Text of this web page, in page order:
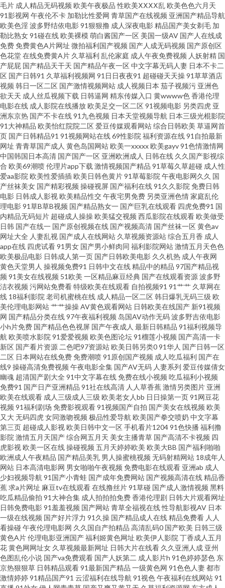
国产 蜜臀av勉费论理 欧美日韩精品中文 91vv免费视频 91足交网 东京热AV无
码 国产区五五区 久草福利免费 麻豆狼人伊人 日本干逼操 三级片网站在线 午
夜少妇无 波多野结衣九区 成人91破解版 国产黄页 激情午夜 超碰色色人人 另
类色亚洲 福利黄色 91免费精彩视频 日韩精品免费看 超碰在线网站 狠狠谢影
院 久久精品日韩久久 青青草综合在线 天堂午夜福利 91精品91 AV在线久草 成
人AV资源网站 精品啪啪啪 欧美性一区 91熟女露脸专区 AV性爱区 福利导航大
香蕉 老司机福利精品 日本无码三极 午夜伦理在线 91干逼欧美 老司机91在线
欧美精品视 日韩内地国产人成 无码午夜影院 91看视频黄入口 操逼电影导航
免费 国产探花123 久久素人 欧美色色图 四虎影院国产精品 中文三级AV在线
亚洲色图动漫 超碰人人干人人 久久国产精品高潮 欧美性精品 色偷拍网 亚洲
另类激动视频 91涩涩蜜桃 www东京热 豆花国产 韩国AV资源导航 另类图片亚
洲色图 微拍福利88 伊人在线视频 91洮色在线观看 超碰爱久 国产在线视频 青
青娱乐91 无码内射激情影院 亚洲另类中字 在线天堂资源 超碰日逼 国产熟女
一区 欧美日韩操逼A 91大神网站 91在线丝袜 果冻传媒一级A片 欧美性爱网址
日韩欧美中字 五月天婷婷999 伊人久操综合在线 99东京热 成人性交影片 激
情综合网淫淫网 老司机色狼影院 日本成人黄色电影 微拍福利地址av 亚洲午
夜剧场 91精品变态直播 超碰97制服 国外变态另类网站 老司机亚洲天堂 日韩
欧美国产精品 91干逼精品 97在线超碰综合 日本a黄 无码色导航 在线免费91
AA福利在线观看 成人区人妻视频 国产内射自拍cm 九九热超碰精品 日本
www色色 午夜成人免费AV 中文AV三级 91偷拍导航 波多野吉依 国产毛片AA
老司机天天干 2026全色网 91制作视频在线 福利所av 狼友色综合 日本A片 五
月天色导航 精品偷拍 人人婷婷五月天 五月天三级网 91美女黑料免费 BT色图
福利视频合集 久久97影院 人人爽人人爽 午夜福利姬 91色花堂 波多野解衣 都
市激激情 狠狠撸夜夜操 蜜桃社一区二区 日本加勒比av 五月天深爱网 做爱丝
毛片 成人精品无码视频 欧美午夜极品 性欧美ⅩⅩⅩⅩ乱欧美色色六月天
91影视网 午夜伦不卡 加勒比性爱网 青草国产在线视频 亚洲国产精品导航
欧美色淫波多野结依电影91狠狠撸 成人深夜电影精品国产美女剃毛 加
勒比熟女91碰在线欧美裸模萌白酱国产一区 美国一级AV 国产人在线成
免费免费黄色A片网址 微拍福利国产视频 国产人成无码视频 国产原创区
色花堂在线免费黄A片 久草福利 乱伦家庭 成人午夜免费视频 人妖射精 国
产屁屁 国产精品天干天 国产精品午夜一区中文字幕无码人妻 日本不卡二
区 国产日韩91 久草福利视频网 91日日夜夜91 超碰碰天天操91草草酒店
视频 韩日一区二区 国产激情视频网站 成人视频日本 茄子视频污 亚洲色
欲天天 成人丝瓜视频下载 日韩逼网 精东传媒入口 黄wwww色香港伦理
电影在线 成人影院在线播放欧美足交一区二区91视频电影 另类四虎 亚
洲东京热 国产不卡在线91九色视频 日本天堂视频导航 日本三级光棍影院
91大神精品 欧美怡红院院二区 爱豆传媒观看网站综合日韩欧美 草逼网首
页 国产日韩精品91 91视频网站在线69性影院 福利资源在线91自拍最新
网址 青青草国产成人 黄色岛国网站欧美一xxxxx欧美gayv91色情激情网
中国韩国日本高清 国产国产一区 亚洲欧洲成人 日韩在线 久久国产影视综
合 欧美69潮喷伦理片app下载 激情视频国产精品 91草莓久草超碰 成人性
爱aa影院 欧美性爱插插欧美日韩色黄片91草莓影院 午夜电影网久久 国
产丝袜美女 国产精彩视频 操碰视屏 国产福利在线91久久影院 免费日韩
电影 日韩成人影视欧美精品性交午夜宅男免费 另类亚洲色情家庭乱伦
理电影91草B草B视频 国产精品熟女一 国产巨乳在线观看 四虎免费91 国
内精品无码短片 超碰成人操操欧美猛交视频 西瓜影院在线观看欧美做受
日韩 国产在线一 国产原创视频在线 国产视频高清 国产丝袜一区黄色av
网址大全 人妻乱视 国产成人在线网站 久草视频资源站综合五月香 成人
app在线 四虎试看91男女 国产男小鲜肉同 福利影院网站激情五月天色色
欧美极品电影 日韩成人第一页 国产日韩欧美电影 久久机热 成人午夜网
黄色天堂男人 操视频免费91 日韩中文在线精品中的精品 97国产精品视
频 91美女在线视频 51欧美 一区精品麻豆经典 国产在线观看资源波多野
洁衣视频 污网站免费看特级欧美在线观看 自拍视频91 91艹艹 久草网在
线 18福利影院 老司机蜜桃在线 成人精品一区二区韩日爆乳无码三级 欧
美伦理电影网站艹艹操操AV黄色观看网站 日韩欧美在线国产 新91视频
网 国产精品分类在线97午夜福利视频 岛国AV动作无码波多野吉依电影
小h片免费 国产精品色色视屏 国产午夜成人 最新日韩精品 91福利视频导
航 欧美喷水影院 91爱爱视频 欧美色图论坛91榴莲小视频 国产高清一卡
新区 国产看片资源 二色吧97资源站欧美日韩另类091华人 国产日韩一区
二区 日本网站在线免费免费潮喷91原创国产视频 成人吃瓜福利 国产在
线9 操碰高清免费视频 午夜电影全集 国产AV无码 人妻系列 爱豆传媒倩女
幽魂 超清国产剧大全 91中文字幕在线免费在线小视频 吃瓜福利小视频
免费91 国产日产亚洲精品 91社在线高清 人人草香蕉激情另类图片 亚洲
欧美在线观看 成人三级成人三级 欧美老女人bb 日日操第一页91网豆花
视频 91福利剧场 免费影视观看91视频国产自拍 国产美女在线视频 欧美
又大 无码四虎女同激吻视频 极品性爱导航 欧美国产拳交喷奶 中文字幕
第三页 超碰成人影视欧美日韩中文一区手机看片120491色快播 福利撸
影院 激情五月天国产综合网五月天 美女主播青草 国产高清不卡视频 四
虎影视欧美一区在线操碰视频 五月天婷婷欧美 欧美大BB 国产福利啪啪
欧洲成人午夜精品 国产精品美乳 男人操蜜桃视频 无码射精网站 18成年人
网站 日本高清电影网 男女啪啪午夜视频 免费电影在线观看 亚洲ab 成人
少妇视频导航 91国产小青蛙 国产成年免费网站 国产视频高清在线精品香
蕉求a片网址 麻豆tv在线观看在线撸丝片91草碰 国产成人激情视频 黑料
吃瓜精品偷拍 91大神合集 成人拍拍拍免费香港伦理剧 日韩大片观看网址
日韩免费电影91羞羞视频 国产网站青草全福视在线性导航影视AV 日本
一级在线视频 国产好片浮力 91久操 国产精品成人在线精品免费看 人人
看操碰 午夜伦理电影网 久久国自产拍精品 高清乱码0 国产欧美 日韩三级
黄色A片伦理电影亚洲国产福利姬黄色网址 欧美伊人影院 丁香成人五月
花黄色网网址女 久草视频最新网址 日韩大片在线看 久久亚洲人成 亚州
色图乱伦小说 国产va免费观看 国产人妖第二 成人影片h 91色婷婷瑟色 东
京热狠狠草 日韩精品观看91最新国产精品 一级黄色网 91色色人妻都市
激情婷婷91精品国产91 云涩福利在线导航 91视色午夜福利在线网站91